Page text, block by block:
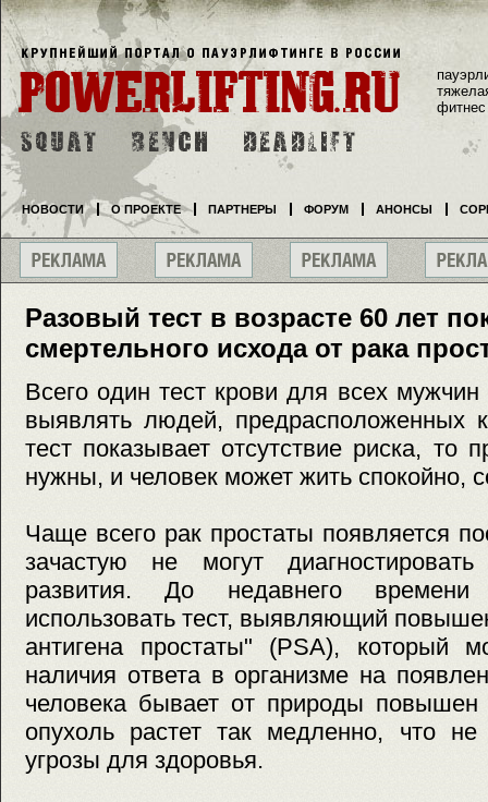
Разовый тест в возрасте 60 лет
смертельного исхода от рака
Всего один тест крови для всех мужчин
выявлять людей, предрасположенных
тест показывает отсутствие риска, то
нужны, и человек может жить спокойно,
Чаще всего рак простаты появляется
зачастую не могут
развития. До недавнего
использовать тест, выявляющий
антигена простаты" (PSA), который
наличия ответа в организме на
человека бывает от природы
опухоль растет так медленно, что не
угрозы для здоровья.
фитнес
НОВОСТИ О ПРОЕКТЕ ПАРТНЕРЫ ФОРУМ АНОНСЫ